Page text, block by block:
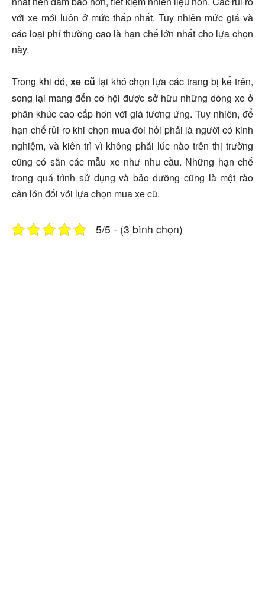
với xe mới luôn ở mức thấp nhất. Tuy nhiên mức giá và
các loại phí thường cao là hạn chế lớn nhất cho lựa chọn
này.
Trong khi đó, xe cũ lại khó chọn lựa các trang bị kể trên,
song lại mang đến cơ hội được sở hữu những dòng xe ở
phân khúc cao cấp hơn với giá tương ứng. Tuy nhiên, để
hạn chế rủi ro khi chọn mua đòi hỏi phải là người có kinh
nghiệm, và kiên trì vì không phải lúc nào trên thị trường
cũng có sẵn các mẫu xe như nhu cầu. Những hạn chế
trong quá trình sử dụng và bảo dưỡng cũng là một rào
cản lớn đối với lựa chọn mua xe cũ.
5/5 - (3 bình chọn)